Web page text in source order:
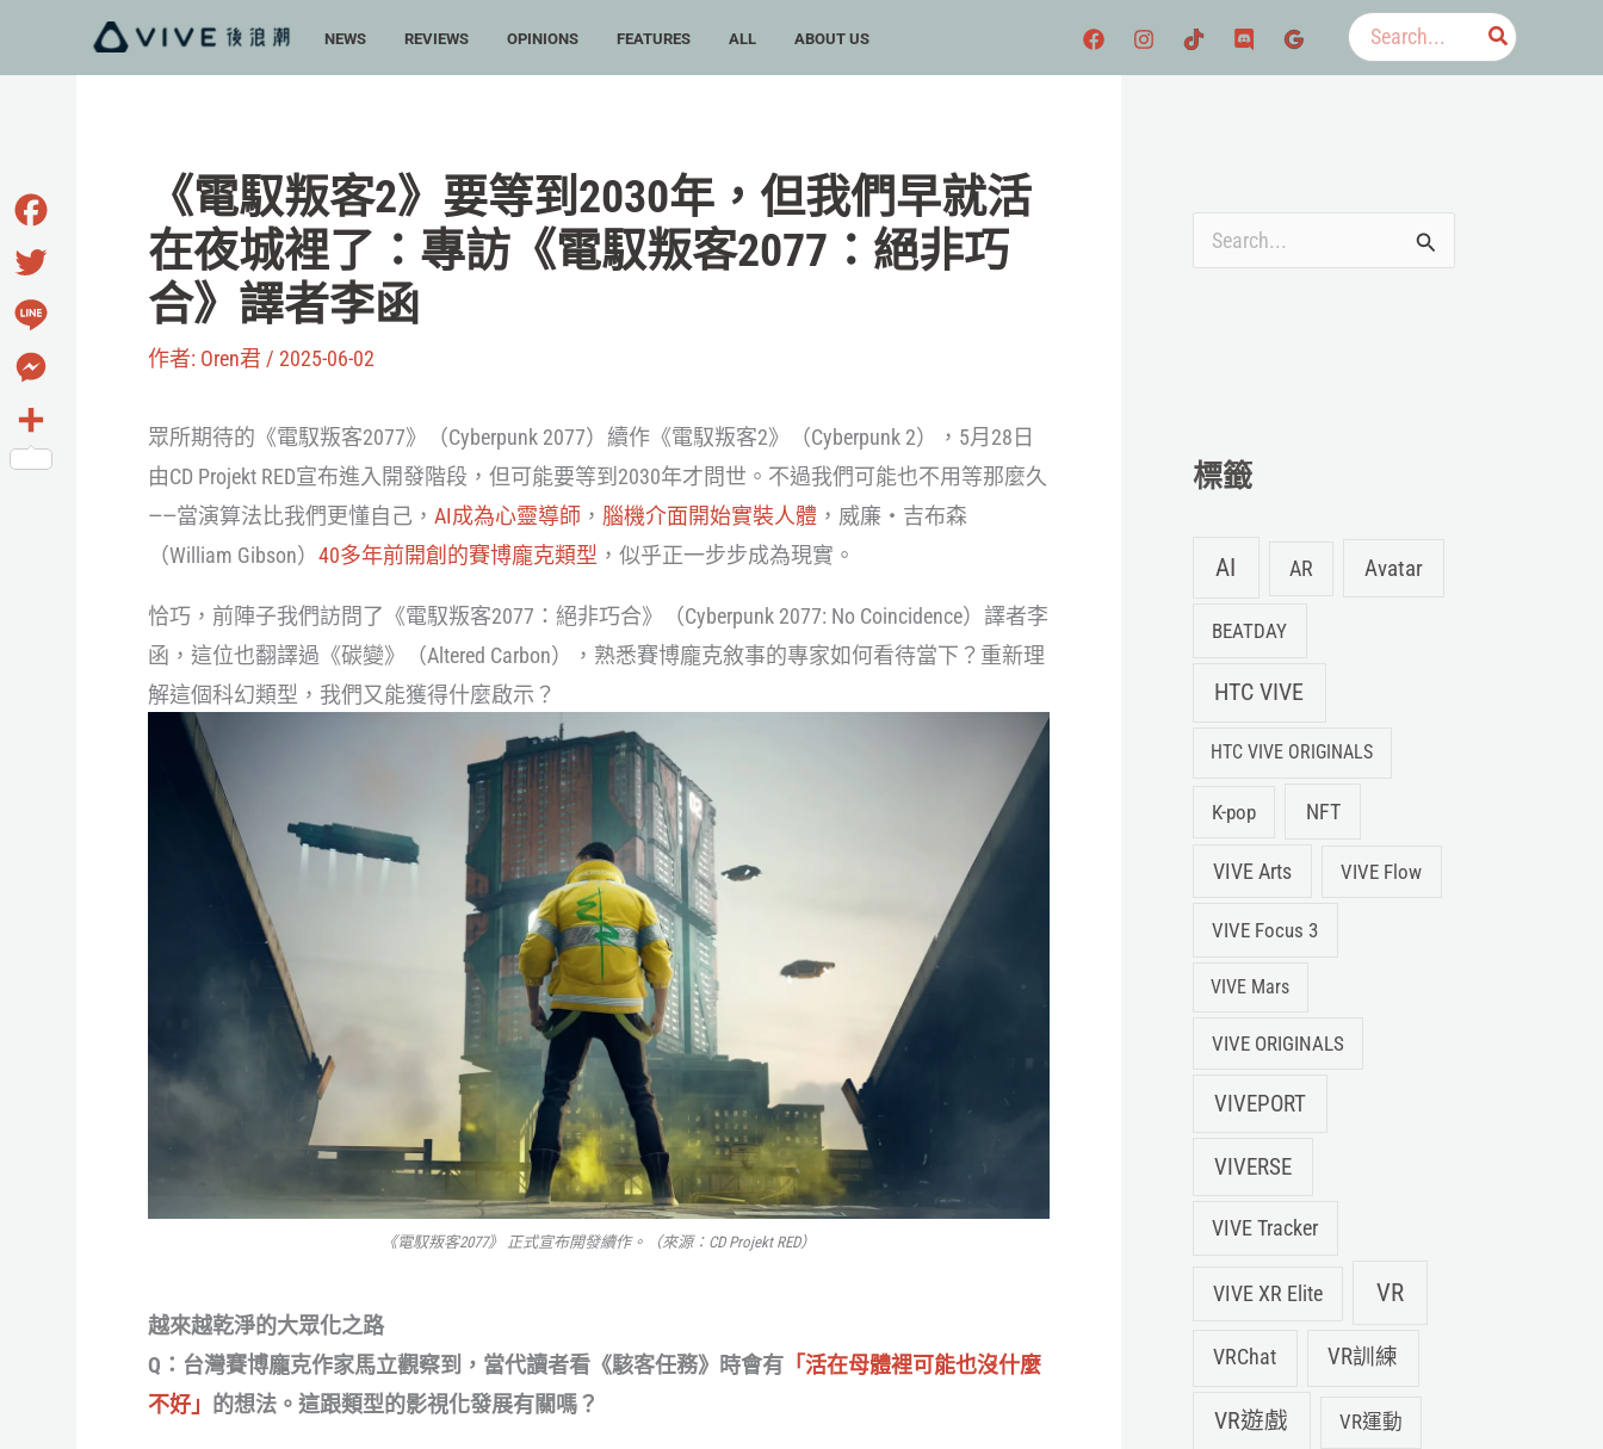
容
NEWS REVIEWS OPINIONS FEATURES ALL ABOUT US
搜
尋：
《電馭叛客2》要等到2030年，但我們早就活
在夜城裡了：專訪《電馭叛客2077：絕非巧
合》譯者李函
作者: Oren君 / 2025-06-02
眾所期待的《電馭叛客2077》（Cyberpunk 2077）續作《電馭叛客2》（Cyberpunk 2），5月28日
由CD Projekt RED宣布進入開發階段，但可能要等到2030年才問世。不過我們可能也不用等那麼久
——當演算法比我們更懂自己， AI成為心靈導師 ， 腦機介面開始實裝人體 ，威廉・吉布森
（William Gibson） 40多年前開創的賽博龐克類型 ，似乎正一步步成為現實。
恰巧，前陣子我們訪問了《電馭叛客2077：絕非巧合》（Cyberpunk 2077: No Coincidence）譯者李
函，這位也翻譯過《碳變》（Altered Carbon），熟悉賽博龐克敘事的專家如何看待當下？重新理
解這個科幻類型，我們又能獲得什麼啟示？
《電馭叛客2077》 正式宣布開發續作。（來源：CD Projekt RED）
越來越乾淨的大眾化之路
Q：台灣賽博龐克作家馬立觀察到，當代讀者看《駭客任務》時會有 「活在母體裡可能也沒什麼
不好」 的想法。這跟類型的影視化發展有關嗎？
:標籤
AI AR Avatar
BEATDAY
HTC VIVE
HTC VIVE ORIGINALS
K-pop NFT
VIVE Arts VIVE Flow
VIVE Focus 3
VIVE Mars
VIVE ORIGINALS
VIVEPORT
VIVERSE
VIVE Tracker
VIVE XR Elite VR
VRChat VR訓練
VR遊戲 VR運動
Facebook
Twitter
Line
Messenger
分